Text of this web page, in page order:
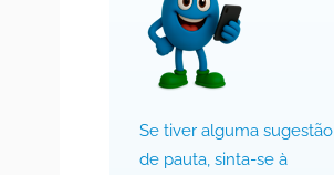
Se tiver alguma sugestão
de pauta, sinta-se à